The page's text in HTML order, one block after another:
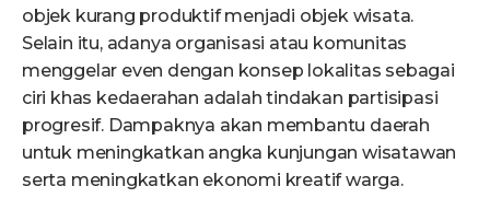
objek kurang produktif menjadi objek wisata.
Selain itu, adanya organisasi atau komunitas
menggelar even dengan konsep lokalitas sebagai
ciri khas kedaerahan adalah tindakan partisipasi
progresif. Dampaknya akan membantu daerah
untuk meningkatkan angka kunjungan wisatawan
serta meningkatkan ekonomi kreatif warga.